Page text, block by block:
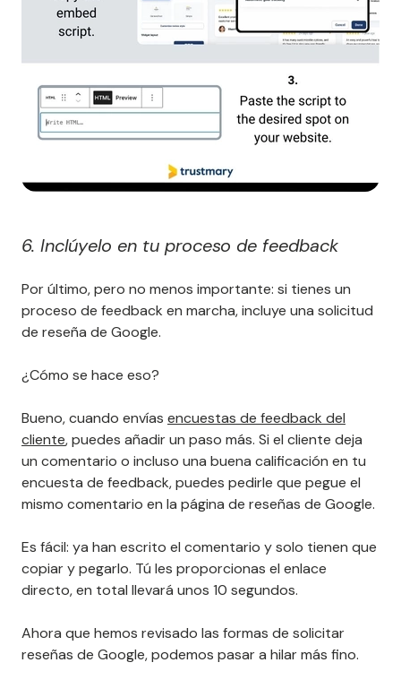
6. Inclúyelo en tu proceso de feedback
Por último, pero no menos importante: si tienes un
proceso de feedback en marcha, incluye una solicitud
de reseña de Google.
¿Cómo se hace eso?
Bueno, cuando envías encuestas de feedback del
cliente, puedes añadir un paso más. Si el cliente deja
un comentario o incluso una buena calificación en tu
encuesta de feedback, puedes pedirle que pegue el
mismo comentario en la página de reseñas de Google.
Es fácil: ya han escrito el comentario y solo tienen que
copiar y pegarlo. Tú les proporcionas el enlace
directo, en total llevará unos 10 segundos.
Ahora que hemos revisado las formas de solicitar
reseñas de Google, podemos pasar a hilar más fino.